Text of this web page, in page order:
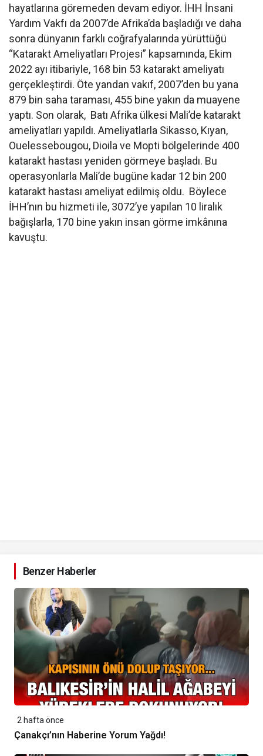
hayatlarına göremeden devam ediyor. İHH İnsani
Yardım Vakfı da 2007’de Afrika’da başladığı ve daha
sonra dünyanın farklı coğrafyalarında yürüttüğü
“Katarakt Ameliyatları Projesi” kapsamında, Ekim
2022 ayı itibariyle, 168 bin 53 katarakt ameliyatı
gerçekleştirdi. Öte yandan vakıf, 2007’den bu yana
879 bin saha taraması, 455 bine yakın da muayene
yaptı. Son olarak, Batı Afrika ülkesi Mali’de katarakt
ameliyatları yapıldı. Ameliyatlarla Sikasso, Kıyan,
Ouelessebougou, Dioila ve Mopti bölgelerinde 400
katarakt hastası yeniden görmeye başladı. Bu
operasyonlarla Mali’de bugüne kadar 12 bin 200
katarakt hastası ameliyat edilmiş oldu. Böylece
İHH’nın bu hizmeti ile, 3072’ye yapılan 10 liralık
bağışlarla, 170 bine yakın insan görme imkânına
kavuştu.
Benzer Haberler
2 hafta önce
Çanakçı’nın Haberine Yorum Yağdı!